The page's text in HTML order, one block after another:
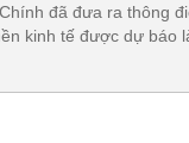
đã đưa ra thông
kinh tế được dự báo